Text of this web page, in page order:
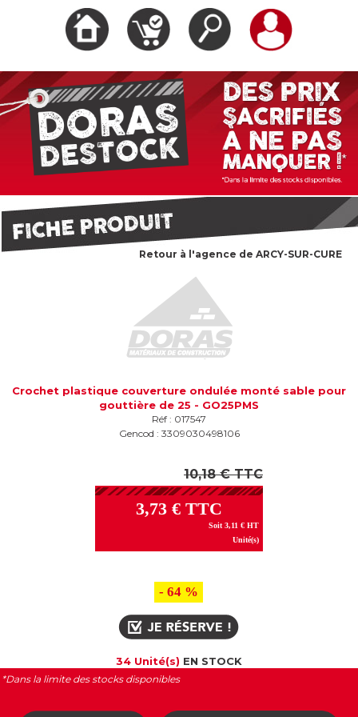
Retour à l'agence de ARCY-SUR-CURE
Crochet plastique couverture ondulée monté sable pour
gouttière de 25 - GO25PMS
Réf : 017547
Gencod : 3309030498106
10,18 € TTC
3,73 € TTC
Soit 3,11 € HT
Unité(s)
- 64 %
34 Unité(s) EN STOCK
*Dans la limite des stocks disponibles